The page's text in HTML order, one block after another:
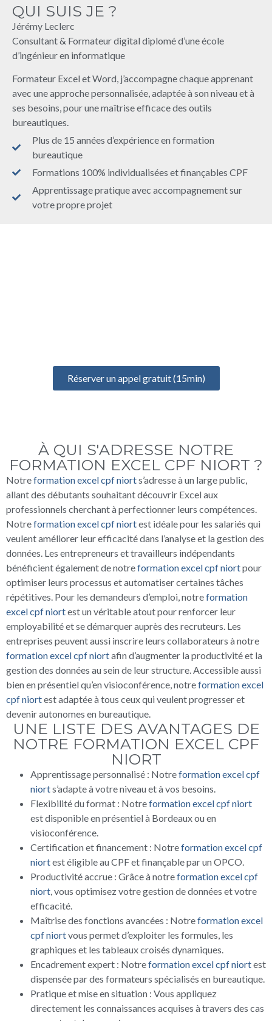
QUI SUIS JE ?
Jérémy Leclerc
Consultant & Formateur digital diplomé d’une école
d’ingénieur en informatique
Formateur Excel et Word, j’accompagne chaque apprenant
avec une approche personnalisée, adaptée à son niveau et à
ses besoins, pour une maîtrise efficace des outils
bureautiques.
Plus de 15 années d’expérience en formation
bureautique
Formations 100% individualisées et finançables CPF
Apprentissage pratique avec accompagnement sur
votre propre projet
Réserver un appel gratuit (15min)
À QUI S'ADRESSE NOTRE
FORMATION EXCEL CPF NIORT ?
Notreformation excel cpf niorts’adresse à un large public,
allant des débutants souhaitant découvrir Excel aux
professionnels cherchant à perfectionner leurs compétences.
Notreformation excel cpf niortest idéale pour les salariés qui
veulent améliorer leur efficacité dans l’analyse et la gestion des
données. Les entrepreneurs et travailleurs indépendants
bénéficient également de notreformation excel cpf niortpour
optimiser leurs processus et automatiser certaines tâches
répétitives. Pour les demandeurs d’emploi, notreformation
excel cpf niortest un véritable atout pour renforcer leur
employabilité et se démarquer auprès des recruteurs. Les
entreprises peuvent aussi inscrire leurs collaborateurs à notre
formation excel cpf niortafin d’augmenter la productivité et la
gestion des données au sein de leur structure. Accessible aussi
bien en présentiel qu’en visioconférence, notreformation excel
cpf niortest adaptée à tous ceux qui veulent progresser et
devenir autonomes en bureautique.
UNE LISTE DES AVANTAGES DE
NOTRE FORMATION EXCEL CPF
NIORT
Apprentissage personnalisé : Notreformation excel cpf
niorts’adapte à votre niveau et à vos besoins.
Flexibilité du format : Notreformation excel cpf niort
est disponible en présentiel à Bordeaux ou en
visioconférence.
Certification et financement : Notreformation excel cpf
niortest éligible au CPF et finançable par un OPCO.
Productivité accrue : Grâce à notreformation excel cpf
niort, vous optimisez votre gestion de données et votre
efficacité.
Maîtrise des fonctions avancées : Notreformation excel
cpf niortvous permet d’exploiter les formules, les
graphiques et les tableaux croisés dynamiques.
Encadrement expert : Notreformation excel cpf niortest
dispensée par des formateurs spécialisés en bureautique.
Pratique et mise en situation : Vous appliquez
directement les connaissances acquises à travers des cas